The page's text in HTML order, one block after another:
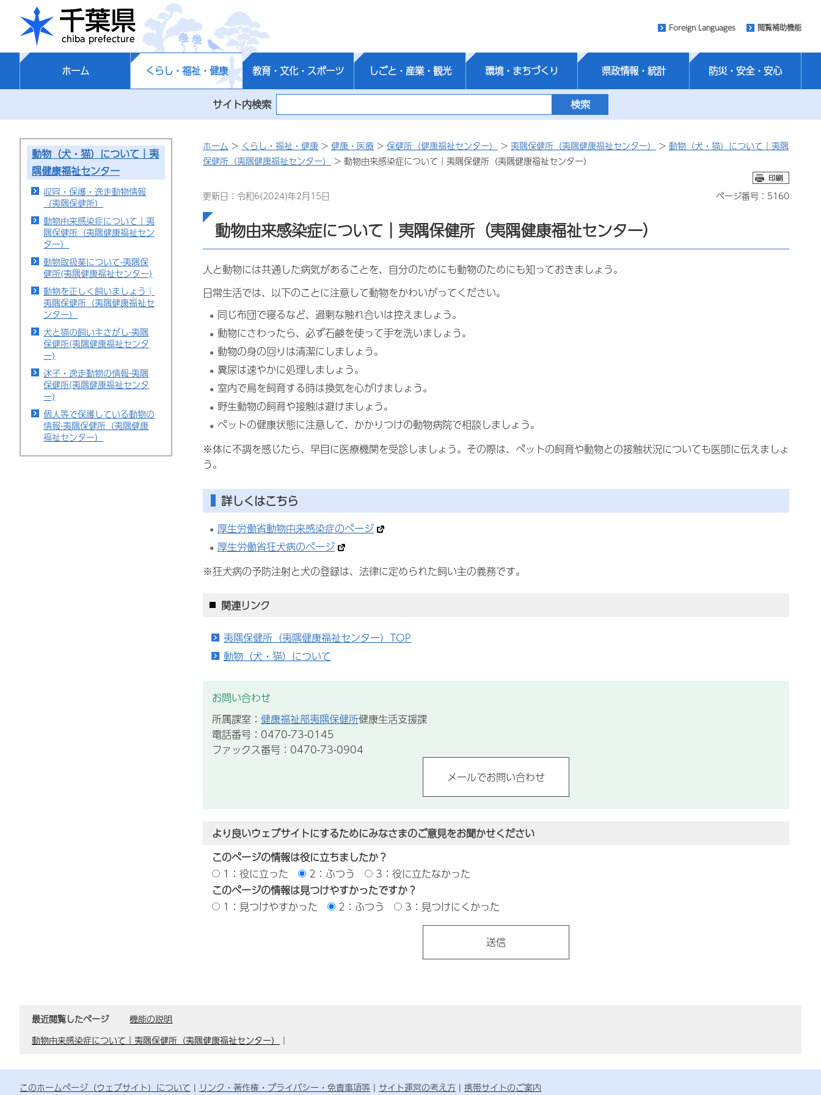
千葉県
Foreign Languages 閲覧補助機能
ホーム くらし・福祉・健康 教育・文化・スポーツ しごと・産業・観光 環境・まちづくり 県政情報・統計 防災・安全・安心
サイト内検索
動物（犬・猫）について｜夷
隅健康福祉センター
収容・保護・逸走動物情報
（夷隅保健所）
動物由来感染症について｜夷
隅保健所（夷隅健康福祉セン
ター）
動物取扱業について-夷隅保
健所(夷隅健康福祉センター)
動物を正しく飼いましょう│
夷隅保健所（夷隅健康福祉セ
ンター）
犬と猫の飼い主さがし-夷隅
保健所(夷隅健康福祉センタ
ー)
迷子・逸走動物の情報-夷隅
保健所(夷隅健康福祉センタ
ー)
個人等で保護している動物の
情報-夷隅保健所（夷隅健康
福祉センター）
ホーム > くらし・福祉・健康 > 健康・医療 > 保健所（健康福祉センター） > 夷隅保健所（夷隅健康福祉センター） > 動物（犬・猫）について｜夷隅
保健所（夷隅健康福祉センター）
> 動物由来感染症について｜夷隅保健所（夷隅健康福祉センター）
更新日：令和6(2024)年2月15日 ページ番号：5160
動物由来感染症について｜夷隅保健所（夷隅健康福祉センター）
人と動物には共通した病気があることを、自分のためにも動物のためにも知っておきましょう。
日常生活では、以下のことに注意して動物をかわいがってください。
同じ布団で寝るなど、過剰な触れ合いは控えましょう。
動物にさわったら、必ず石鹸を使って手を洗いましょう。
動物の身の回りは清潔にしましょう。
糞尿は速やかに処理しましょう。
室内で鳥を飼育する時は換気を心がけましょう。
野生動物の飼育や接触は避けましょう。
ペットの健康状態に注意して、かかりつけの動物病院で相談しましょう。
※体に不調を感じたら、早目に医療機関を受診しましょう。その際は、ペットの飼育や動物との接触状況についても医師に伝えましょ
う。
詳しくはこちら
厚生労働省動物由来感染症のページ
厚生労働省狂犬病のページ
※狂犬病の予防注射と犬の登録は、法律に定められた飼い主の義務です。
関連リンク
夷隅保健所（夷隅健康福祉センター）TOP
動物（犬・猫）について
お問い合わせ
所属課室： 健康福祉部夷隅保健所健康生活支援課
電話番号：0470-73-0145
ファックス番号：0470-73-0904
より良いウェブサイトにするためにみなさまのご意見をお聞かせください
このページの情報は役に立ちましたか？
1：役に立った
2：ふつう
3：役に立たなかった
このページの情報は見つけやすかったですか？
1：見つけやすかった
2：ふつう 3：見つけにくかった
最近閲覧したページ
機能の説明
動物由来感染症について｜夷隅保健所（夷隅健康福祉センター）
｜
このホームページ（ウェブサイト）について リンク・著作権・プライバシー・免責事項等 サイト運営の考え方 携帯サイトのご案内